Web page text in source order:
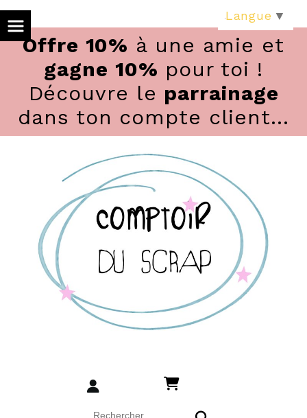
Offre 10% à une amie et
gagne 10% pour toi !
Découvre le parrainage
dans ton compte client...
Langue ▼